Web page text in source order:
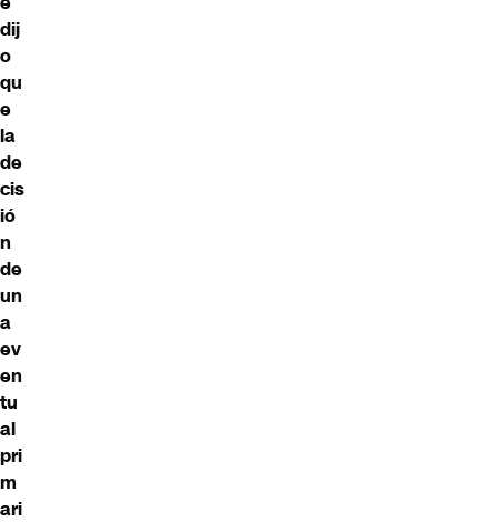
dij
o
qu
e
la
de
cis
ió
n
de
un
a
ev
en
tu
al
pri
m
ari